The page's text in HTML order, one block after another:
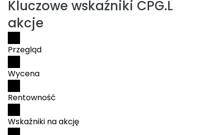
Kluczowe wskaźniki CPG.L
akcje
Przegląd
Wycena
Rentowność
Wskaźniki na akcję